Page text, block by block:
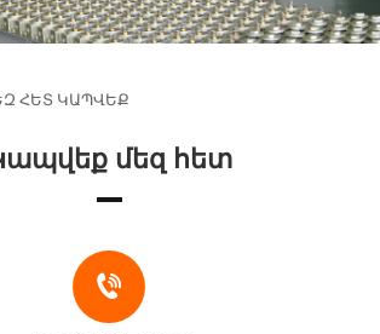
ՀԵՏ ԿԱՊՎԵՔ
մեզ հետ